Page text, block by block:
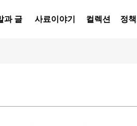
과 글 사료이야기 컬렉션 정